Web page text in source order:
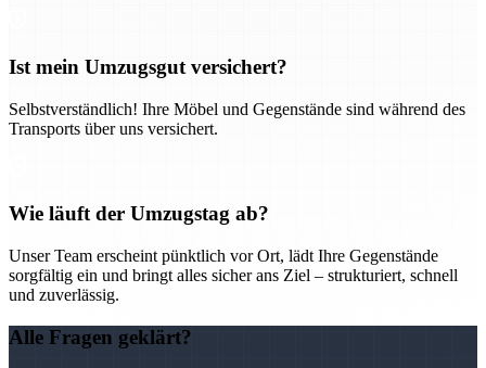
Ist mein Umzugsgut versichert?
Selbstverständlich! Ihre Möbel und Gegenstände sind während des
Transports über uns versichert.
Wie läuft der Umzugstag ab?
Unser Team erscheint pünktlich vor Ort, lädt Ihre Gegenstände
sorgfältig ein und bringt alles sicher ans Ziel – strukturiert, schnell
und zuverlässig.
Alle Fragen geklärt?